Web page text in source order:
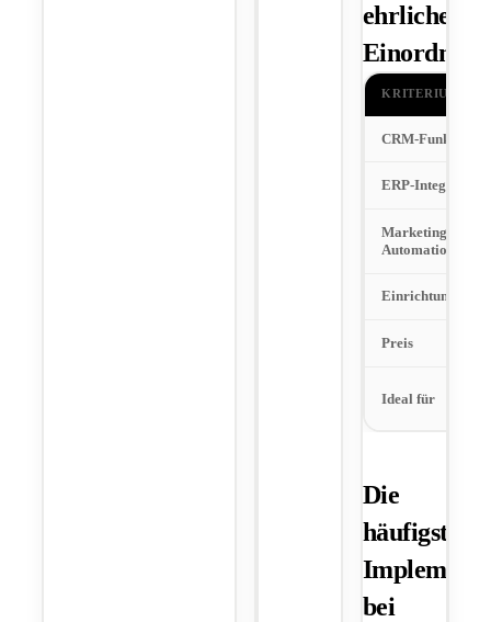
ehrliche
Einordnung
KRITERIUM
CRM-
ERP-Integration
Marketing-
Automation
Preis
Ideal für
Die
häufigsten
bei